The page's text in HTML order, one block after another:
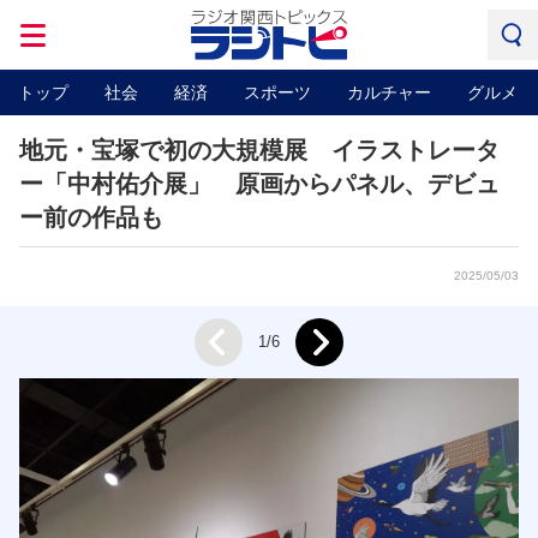
トップ 社会 経済 スポーツ カルチャー グルメ
地元・宝塚で初の大規模展 イラストレータ
ー「中村佑介展」 原画からパネル、デビュ
ー前の作品も
2025/05/03
Prev 1/6 Next